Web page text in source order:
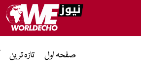
صفحہ اول تازہ ترین